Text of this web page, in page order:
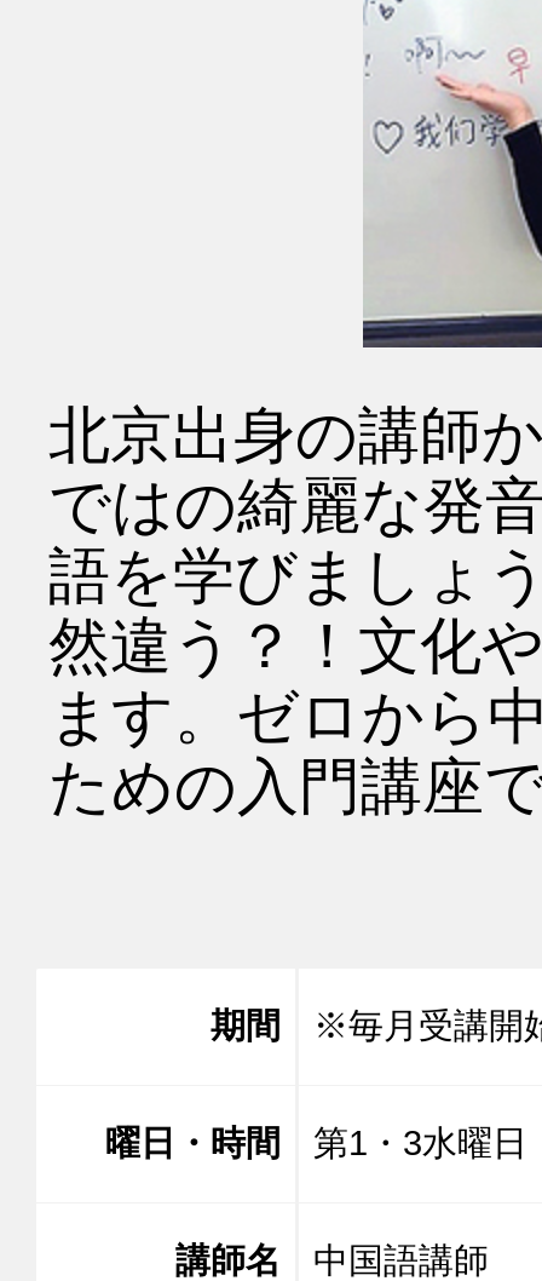
北京出身の講師
ではの綺麗な発
語を学びましょ
然違う？！文化
ます。ゼロから
ための入門講座
期間 ※毎月受講開
曜日・時間 第1・3水曜
講師名 中国語講